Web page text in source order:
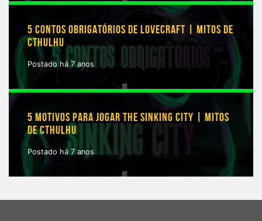
5 CONTOS OBRIGATÓRIOS DE LOVECRAFT | MITOS DE
CTHULHU
Postado há 7 anos
5 MOTIVOS PARA JOGAR THE SINKING CITY | MITOS
DE CTHULHU
Postado há 7 anos